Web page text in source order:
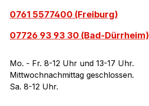
0761 5577400 (Freiburg)
07726 93 93 30 (Bad-Dürrheim)
Mo. - Fr. 8-12 Uhr und 13-17 Uhr.
Mittwochnachmittag geschlossen.
Sa. 8-12 Uhr.